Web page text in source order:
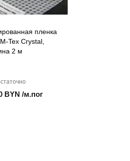
пленка
Tex Crystal,
2 м
BYN /м.пог